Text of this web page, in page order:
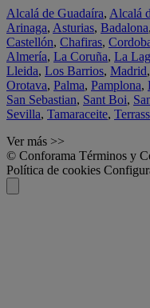
Alcalá de Guadaíra, Alcalá
Arinaga, Asturias, Badalona,
Castellón, Chafiras,
Almería, La Coruña, La
Lleida, Los Barrios, Madrid,
Orotava, Palma, Pamplona,
San Sebastian, Sant Boi,
Sevilla, Tamaraceite,
Ver más >>
© Conforama Términos y
Política de cookies